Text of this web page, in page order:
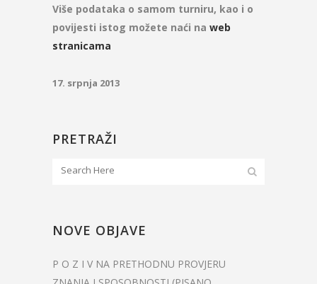
Više podataka o samom turniru, kao i o
povijesti istog možete naći na web
stranicama
17. srpnja 2013
PRETRAŽI
NOVE OBJAVE
P O Z I V NA PRETHODNU PROVJERU